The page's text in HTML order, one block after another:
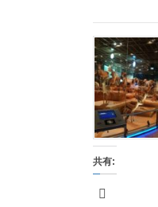
)て
T
w
i
t
t
e
r
で
共
有
(
新
し
い
ウ
ィ
共有: